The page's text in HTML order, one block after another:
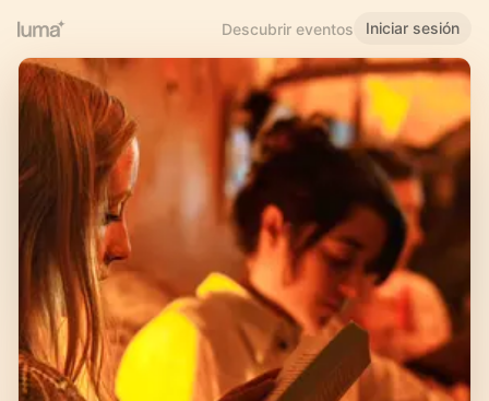
Descubrir eventos Iniciar sesión